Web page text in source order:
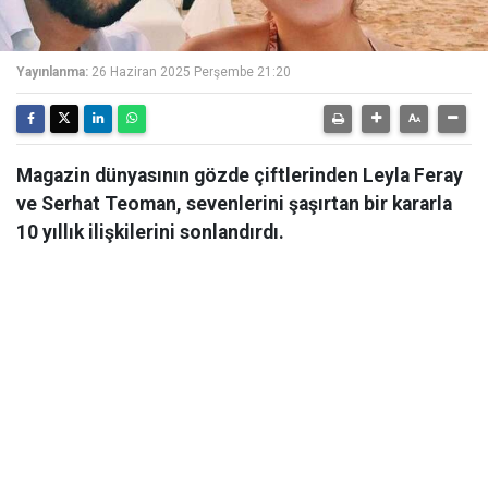
Yayınlanma: 26 Haziran 2025 Perşembe 21:20
Magazin dünyasının gözde çiftlerinden Leyla Feray
ve Serhat Teoman, sevenlerini şaşırtan bir kararla
10 yıllık ilişkilerini sonlandırdı.